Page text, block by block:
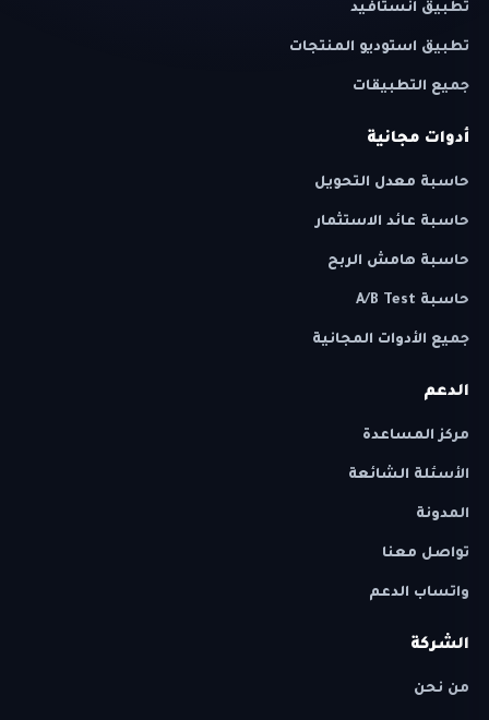
تطبيق انستافيد
تطبيق استوديو المنتجات
جميع التطبيقات
أدوات مجانية
حاسبة معدل التحويل
حاسبة عائد الاستثمار
حاسبة هامش الربح
حاسبة A/B Test
جميع الأدوات المجانية
الدعم
مركز المساعدة
الأسئلة الشائعة
المدونة
تواصل معنا
واتساب الدعم
الشركة
من نحن